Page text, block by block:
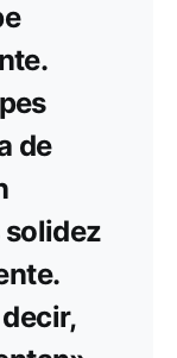
de
solidez